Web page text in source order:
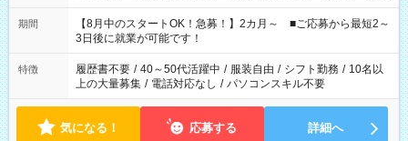
と休みを合わせたい」 「余裕を持って夕飯の準備がしたい」
「できれば残業はしたくない」 など、ご希望を教えてください
ね。 ※Wワーク希望の方へ 今ご覧のお仕事で希望する勤務時間
と、もう1つのお仕事の勤務時間。 合計で週40時間を超える場
合は応募できません。
期間
【8月中のスタートOK！急募！】2カ月～ ■ご応募から最短2～
3日後に就業が可能です！
特徴 履歴書不要 / 40～50代活躍中 / 服装自由 / シフト勤務 / 10名以
上の大量募集 / 電話対応なし / パソコンスキル不要
気になる！ 応募する 詳細へ